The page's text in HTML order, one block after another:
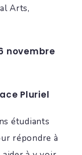
Arts,
novembre
Pluriel
étudiants
répondre à